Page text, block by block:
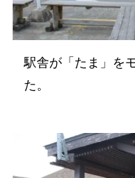
駅舎が「たま」を
た。